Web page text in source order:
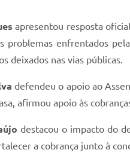
apresentou resposta
problemas enfrentados
deixados nas vias públicas.
defendeu o apoio ao
afirmou apoio às
destacou o impacto do
a cobrança junto à